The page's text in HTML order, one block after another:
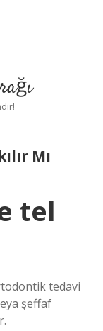
Mı
tel
tedavi
şeffaf